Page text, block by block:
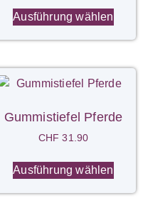
Ausführung wählen
Gummistiefel Pferde
CHF 31.90
Ausführung wählen